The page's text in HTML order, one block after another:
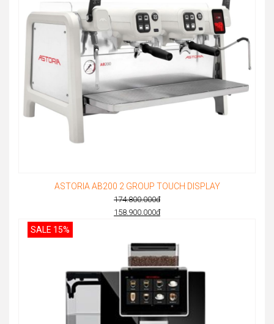
ASTORIA AB200 2 GROUP TOUCH DISPLAY
174.800.000đ
Original
174.800.000đ.
158.900.000đ
is:
158.900.000đ.
SALE 15%